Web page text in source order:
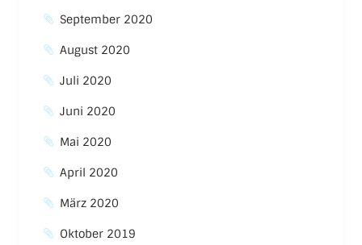
September 2020
August 2020
Juli 2020
Juni 2020
Mai 2020
April 2020
März 2020
Oktober 2019